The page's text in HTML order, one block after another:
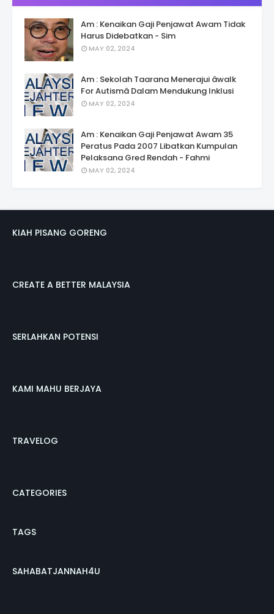
Am : Kenaikan Gaji Penjawat Awam Tidak
Harus Didebatkan - Sim
MAY 02, 2024
Am : Sekolah Taarana Menerajui âwalk
For Autismâ Dalam Mendukung Inklusi
MAY 02, 2024
Am : Kenaikan Gaji Penjawat Awam 35
Peratus Pada 2007 Libatkan Kumpulan
Pelaksana Gred Rendah - Fahmi
MAY 02, 2024
KIAH PISANG GORENG
CREATE A BETTER MALAYSIA
SERLAHKAN POTENSI
KAMI MAHU BERJAYA
TRAVELOG
CATEGORIES
TAGS
SAHABATJANNAH4U